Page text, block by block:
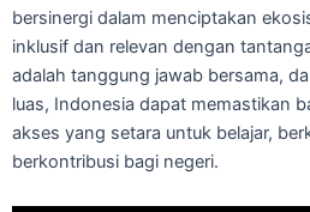
bersinergi dalam menciptakan
inklusif dan relevan dengan
adalah tanggung jawab bersama,
luas, Indonesia dapat memastikan
akses yang setara untuk belajar,
berkontribusi bagi negeri.